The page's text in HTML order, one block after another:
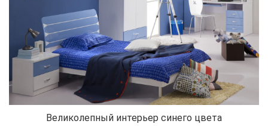
Великолепный интерьер синего цвета